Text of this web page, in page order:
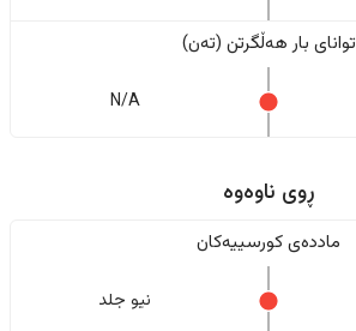
تواناى بار هەڵگرتن (تەن)
N/A
ڕوی ناوەوە
ماددەی کورسییەکان
نیو جلد